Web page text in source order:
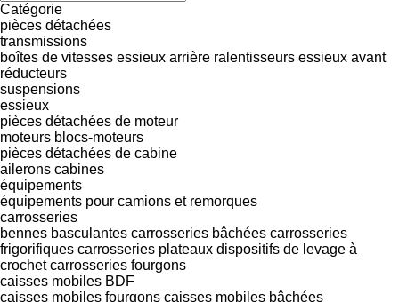
Catégorie
pièces détachées
transmissions
boîtes de vitesses essieux arrière ralentisseurs essieux avant
réducteurs
suspensions
essieux
pièces détachées de moteur
moteurs blocs-moteurs
pièces détachées de cabine
ailerons cabines
équipements
équipements pour camions et remorques
carrosseries
bennes basculantes carrosseries bâchées carrosseries
frigorifiques carrosseries plateaux dispositifs de levage à
crochet carrosseries fourgons
caisses mobiles BDF
caisses mobiles fourgons caisses mobiles bâchées